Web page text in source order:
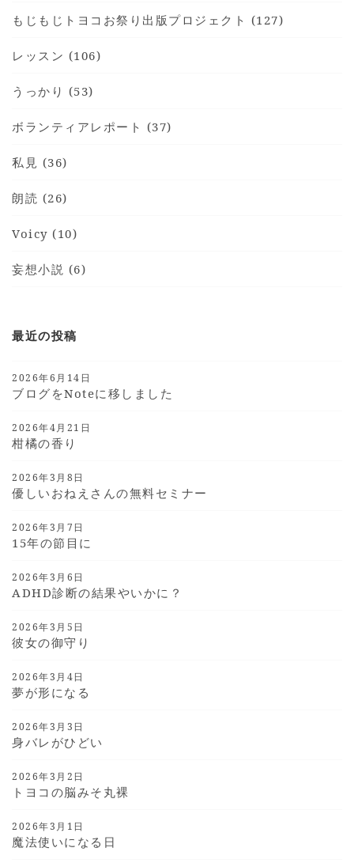
LESSON
もじもじトヨコお祭り出版プロジェクト (127)
レッスン (106)
うっかり (53)
ボランティアレポート (37)
私見 (36)
朗読 (26)
Voicy (10)
妄想小説 (6)
最近の投稿
2026年6月14日
ブログをnoteに移しました
2026年4月21日
柑橘の香り
2026年3月8日
優しいおねえさんの無料セミナー
2026年3月7日
15年の節目に
2026年3月6日
ADHD診断の結果やいかに？
2026年3月5日
彼女の御守り
2026年3月4日
夢が形になる
2026年3月3日
身バレがひどい
2026年3月2日
トヨコの脳みそ丸裸
2026年3月1日
魔法使いになる日